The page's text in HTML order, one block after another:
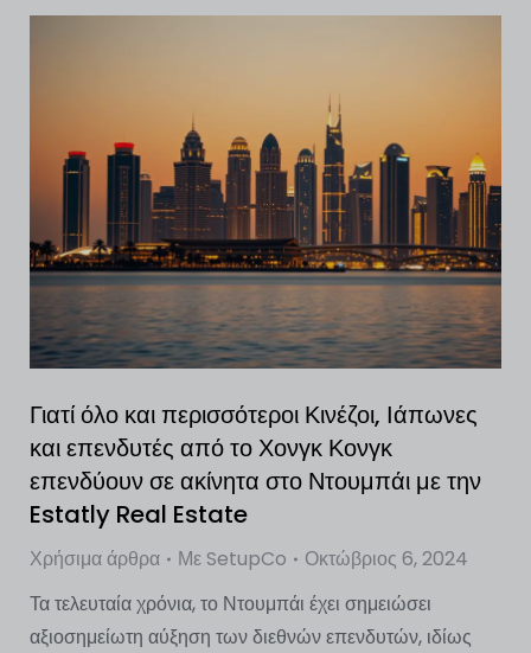
Γιατί όλο και περισσότεροι Κινέζοι, Ιάπωνες
και επενδυτές από το Χονγκ Κονγκ
επενδύουν σε ακίνητα στο Ντουμπάι με την
Estatly Real Estate
Χρήσιμα άρθρα Με SetupCo
Οκτώβριος 6, 2024
Τα τελευταία χρόνια, το Ντουμπάι έχει σημειώσει
αξιοσημείωτη αύξηση των διεθνών επενδυτών, ιδίως